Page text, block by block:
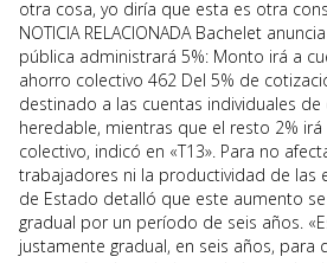
otra cosa, yo diría que esta es otra
NOTICIA RELACIONADA Bachelet
pública administrará 5%: Monto irá a
ahorro colectivo 462 Del 5% de
destinado a las cuentas individuales
heredable, mientras que el resto 2%
colectivo, indicó en «T13». Para no
trabajadores ni la productividad de las
de Estado detalló que este aumento
gradual por un período de seis años.
justamente gradual, en seis años, para